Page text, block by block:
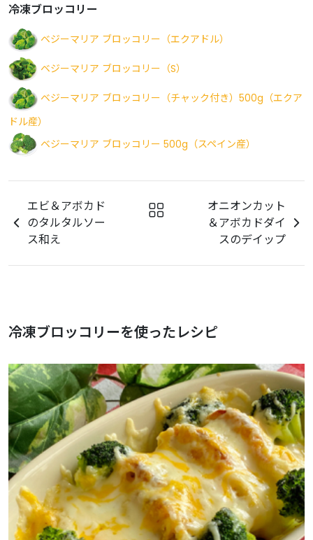
冷凍ブロッコリー
ベジーマリア ブロッコリー（エクアドル）
ベジーマリア ブロッコリー（S）
ベジーマリア ブロッコリー（チャック付き）500g（エクア
ドル産）
ベジーマリア ブロッコリー 500g（スペイン産）
エビ＆アボカド
のタルタルソー
ス和え
オニオンカット
＆アボカドダイ
スのデイップ
冷凍ブロッコリーを使ったレシピ